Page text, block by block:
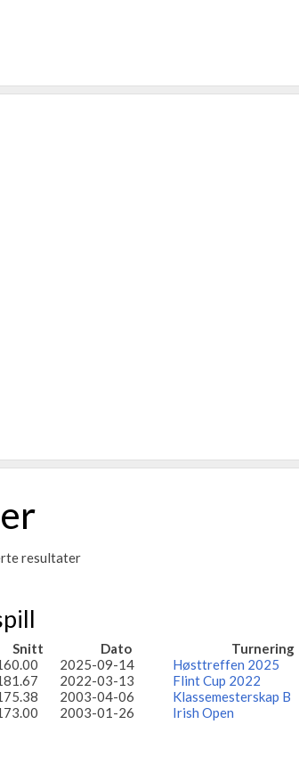
resultater
Snitt Dato
Turnering
2025-09-14
Høsttreffen 2025
2022-03-13
Flint Cup 2022
2003-04-06
Klassemesterskap B
2003-01-26 Irish Open